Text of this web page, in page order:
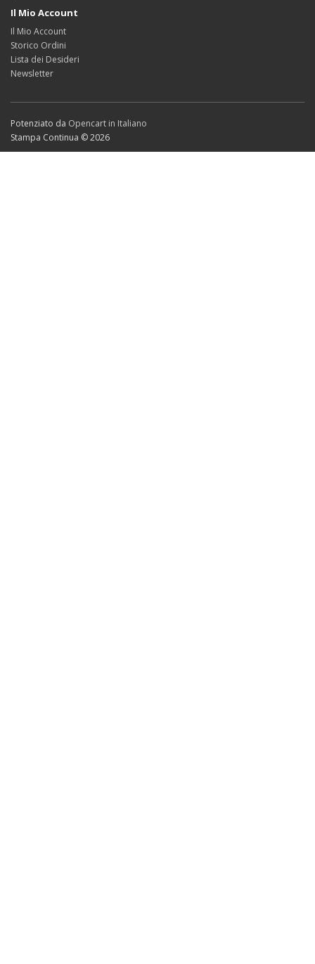
Il Mio Account
Il Mio Account
Storico Ordini
Lista dei Desideri
Newsletter
Potenziato da Opencart in Italiano
Stampa Continua © 2026